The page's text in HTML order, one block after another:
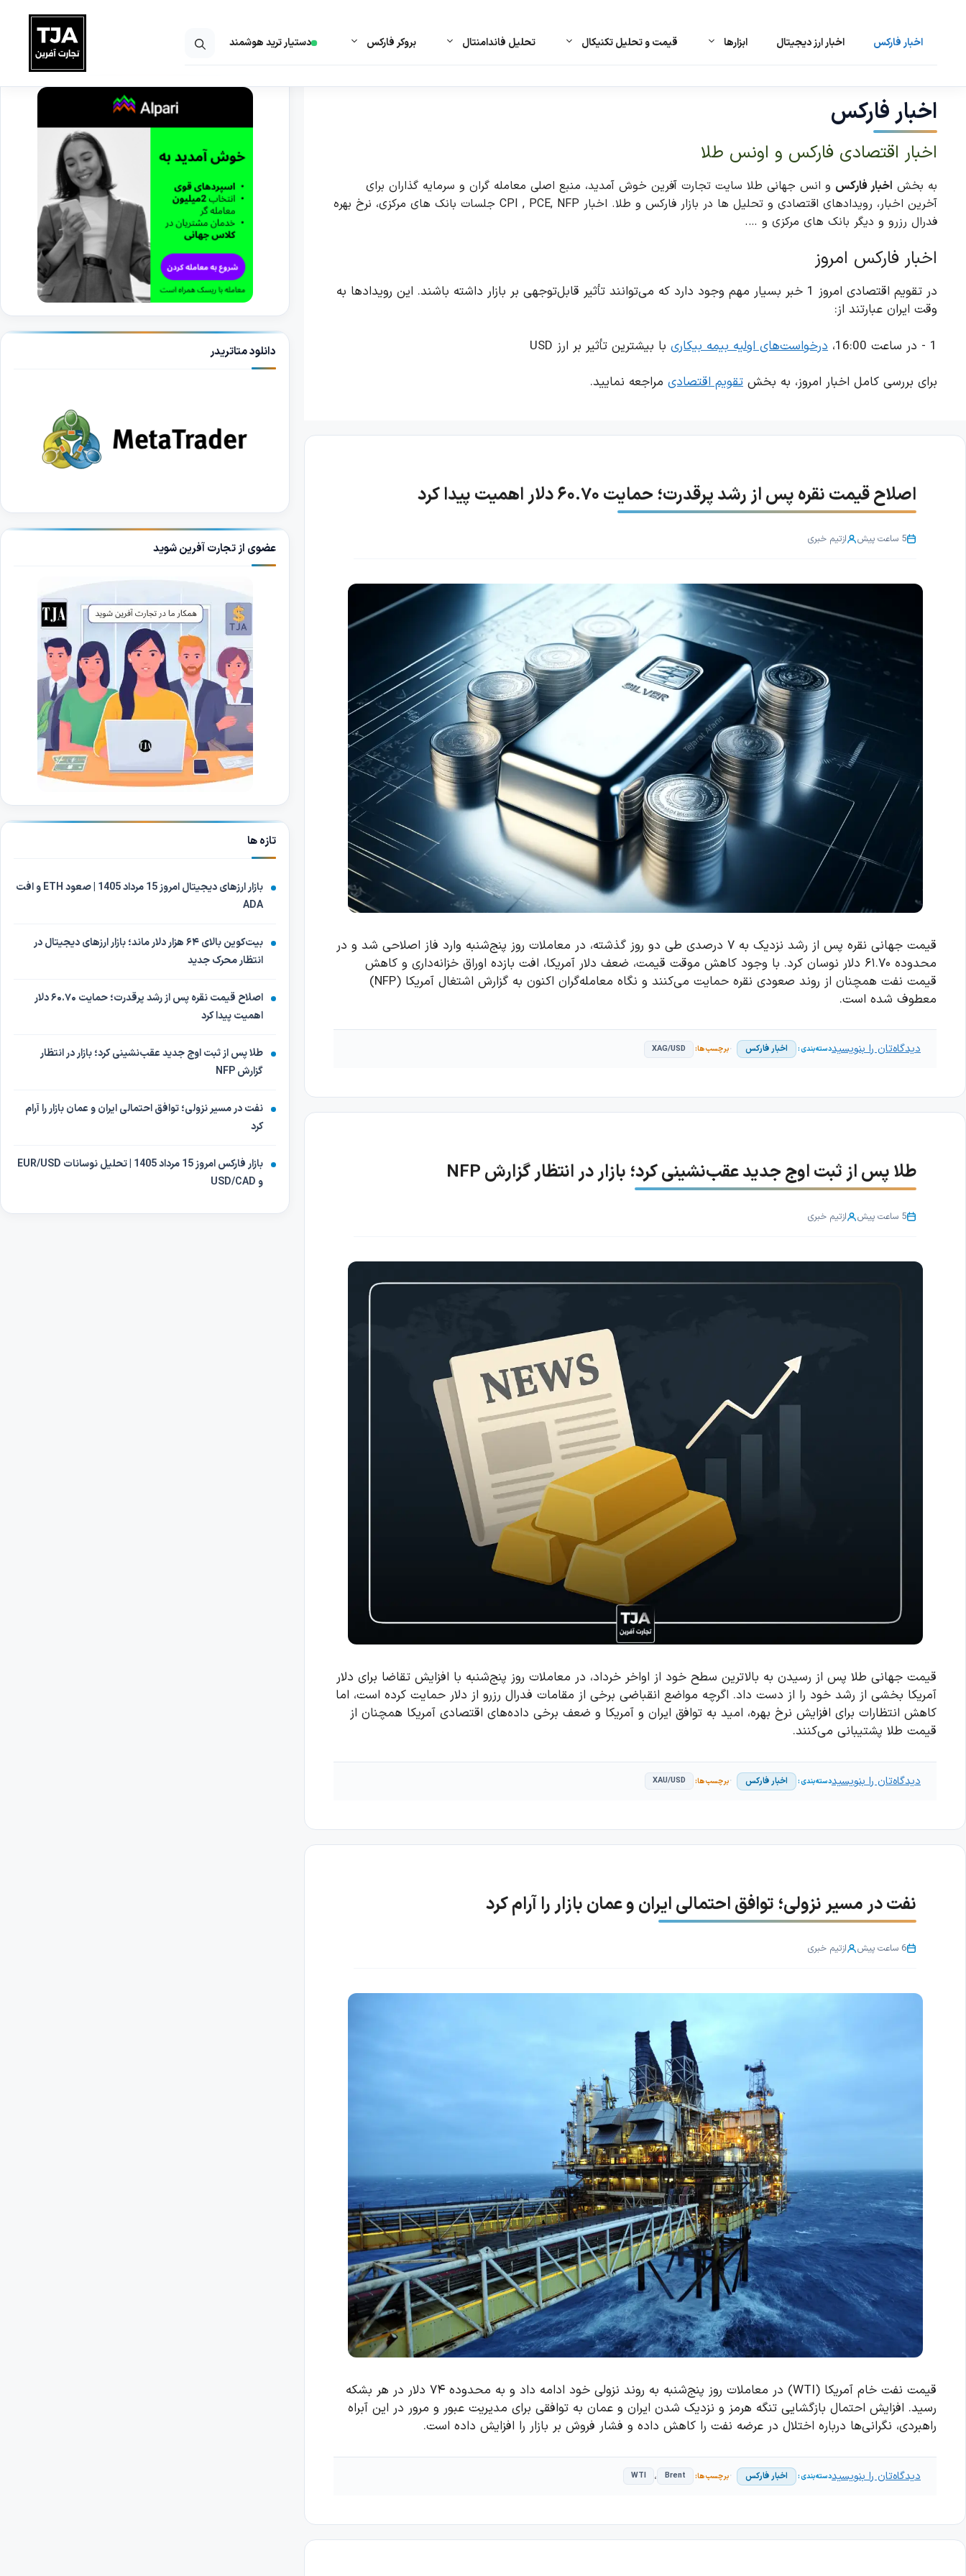
اخبار فارکس اخبار ارز دیجیتال ابزارها قیمت و تحلیل تکنیکال تحلیل فاندامنتال بروکر فارکس دستیار ترید هوشمند
اخبار فارکس
اخبار اقتصادی فارکس و اونس طلا
به بخش اخبار فارکس و انس جهانی طلا سایت تجارت آفرین خوش آمدید، منبع اصلی معامله گران و سرمایه گذاران برای
آخرین اخبار، رویدادهای اقتصادی و تحلیل ها در بازار فارکس و طلا. اخبار CPI , PCE, NFP جلسات بانک های مرکزی، نرخ بهره
فدرال رزرو و دیگر بانک های مرکزی و ….
اخبار فارکس امروز
در تقویم اقتصادی امروز 1 خبر بسیار مهم وجود دارد که می‌توانند تأثیر قابل‌توجهی بر بازار داشته باشند. این رویدادها به
وقت ایران عبارتند از:
1 - در ساعت 16:00،
درخواست‌های اولیه بیمه بیکاری با بیشترین تأثیر بر ارز USD
برای بررسی کامل اخبار امروز، به بخش تقویم اقتصادی مراجعه نمایید.
اصلاح قیمت نقره پس از رشد پرقدرت؛ حمایت ۶۰.۷۰ دلار اهمیت پیدا کرد
5 ساعت پیش ازتیم خبری
قیمت جهانی نقره پس از رشد نزدیک به ۷ درصدی طی دو روز گذشته، در معاملات روز پنج‌شنبه وارد فاز اصلاحی شد و در
محدوده ۶۱.۷۰ دلار نوسان کرد. با وجود کاهش موقت قیمت، ضعف دلار آمریکا، افت بازده اوراق خزانه‌داری و کاهش
قیمت نفت همچنان از روند صعودی نقره حمایت می‌کنند و نگاه معامله‌گران اکنون به گزارش اشتغال آمریکا (NFP)
معطوف شده است.
اخبار فارکس XAG/USD دیدگاه‌تان را بنویسید
طلا پس از ثبت اوج جدید عقب‌نشینی کرد؛ بازار در انتظار گزارش NFP
5 ساعت پیش ازتیم خبری
قیمت جهانی طلا پس از رسیدن به بالاترین سطح خود از اواخر خرداد، در معاملات روز پنج‌شنبه با افزایش تقاضا برای دلار
آمریکا بخشی از رشد خود را از دست داد. اگرچه مواضع انقباضی برخی از مقامات فدرال رزرو از دلار حمایت کرده است، اما
کاهش انتظارات برای افزایش نرخ بهره، امید به توافق ایران و آمریکا و ضعف برخی داده‌های اقتصادی آمریکا همچنان از
قیمت طلا پشتیبانی می‌کنند.
اخبار فارکس XAU/USD دیدگاه‌تان را بنویسید
نفت در مسیر نزولی؛ توافق احتمالی ایران و عمان بازار را آرام کرد
6 ساعت پیش ازتیم خبری
قیمت نفت خام آمریکا (WTI) در معاملات روز پنج‌شنبه به روند نزولی خود ادامه داد و به محدوده ۷۴ دلار در هر بشکه
رسید. افزایش احتمال بازگشایی تنگه هرمز و نزدیک شدن ایران و عمان به توافقی برای مدیریت عبور و مرور در این آبراه
راهبردی، نگرانی‌ها درباره اختلال در عرضه نفت را کاهش داده و فشار فروش بر بازار را افزایش داده است.
اخبار فارکس Brent ، WTI دیدگاه‌تان را بنویسید
دانلود متاتریدر
عضوی از تجارت آفرین شوید
تازه ها
بازار ارزهای دیجیتال امروز 15 مرداد 1405 | صعود ETH و افت
ADA
بیت‌کوین بالای ۶۴ هزار دلار ماند؛ بازار ارزهای دیجیتال در
انتظار محرک جدید
اصلاح قیمت نقره پس از رشد پرقدرت؛ حمایت ۶۰.۷۰ دلار
اهمیت پیدا کرد
طلا پس از ثبت اوج جدید عقب‌نشینی کرد؛ بازار در انتظار
گزارش NFP
نفت در مسیر نزولی؛ توافق احتمالی ایران و عمان بازار را آرام
کرد
بازار فارکس امروز 15 مرداد 1405 | تحلیل نوسانات EUR/USD
و USD/CAD